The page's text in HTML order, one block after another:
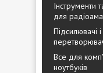
Інструменти
для
Підсилювачі і
Все для
ноутбуків